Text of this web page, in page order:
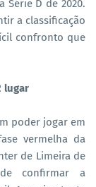
D de 2020.
a classificação
confronto que
lugar
poder jogar em
vermelha da
de Limeira de
confirmar a